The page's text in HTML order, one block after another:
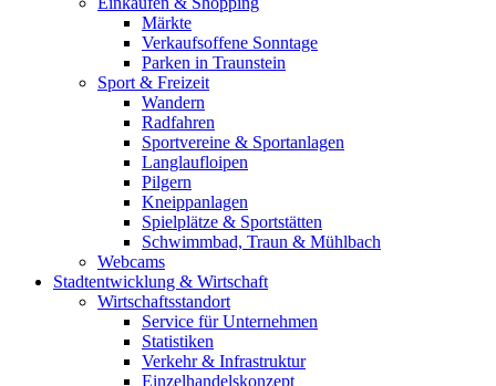
Märkte
Verkaufsoffene Sonntage
Parken in Traunstein
Sport & Freizeit
Wandern
Radfahren
Sportvereine & Sportanlagen
Langlaufloipen
Pilgern
Kneippanlagen
Spielplätze & Sportstätten
Schwimmbad, Traun & Mühlbach
Webcams
Stadtentwicklung & Wirtschaft
Wirtschaftsstandort
Service für Unternehmen
Statistiken
Verkehr & Infrastruktur
Einzelhandelskonzept